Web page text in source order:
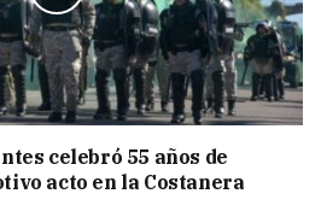
celebró 55 años de
acto en la Costanera